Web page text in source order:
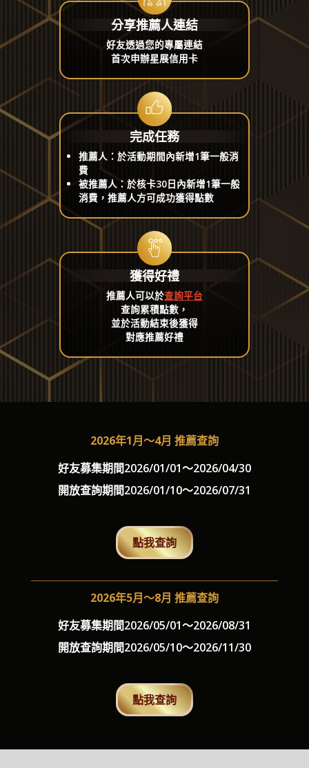
分享推薦人連結
好友透過您的專屬連結
首次申辦星展信用卡
完成任務
推薦人：於活動期間內新增1筆一般消
費
被推薦人：於核卡30日內新增1筆一般
消費，推薦人方可成功獲得點數
獲得好禮
推薦人可以於查詢平台
查詢累積點數，
並於活動結束後獲得
對應推薦好禮
2026年1月～4月 推薦查詢
好友募集期間2026/01/01～2026/04/30
開放查詢期間2026/01/10～2026/07/31
點我查詢
2026年5月～8月 推薦查詢
好友募集期間2026/05/01～2026/08/31
開放查詢期間2026/05/10～2026/11/30
點我查詢